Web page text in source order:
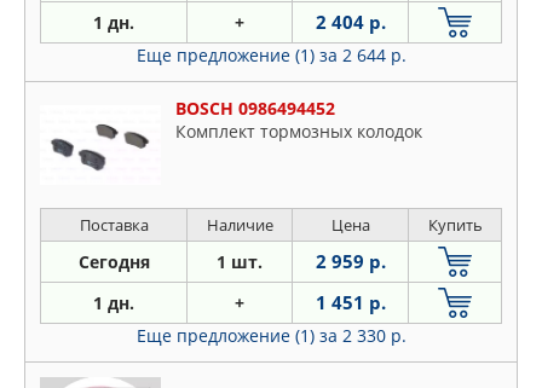
1 дн. + 2 404 р.
Еще предложение (1) за 2 644 р.
BOSCH 0986494452
Комплект тормозных колодок
Поставка Наличие Цена Купить
Сегодня 1 шт. 2 959 р.
1 дн. + 1 451 р.
Еще предложение (1) за 2 330 р.